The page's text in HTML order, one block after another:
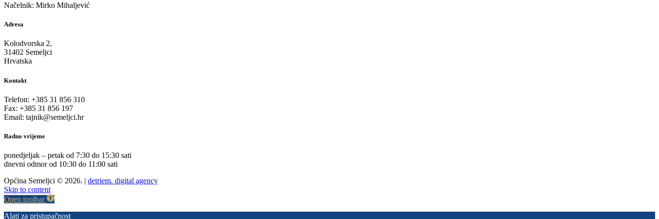
Načelnik: Mirko Mihaljević
Adresa
Kolodvorska 2,
31402 Semeljci
Hrvatska
Kontakt
Telefon: +385 31 856 310
Fax: +385 31 856 197
Email: tajnik@semeljci.hr
Radno vrijeme
ponedjeljak – petak od 7:30 do 15:30 sati
dnevni odmor od 10:30 do 11:00 sati
Općina Semeljci © 2026. | detriem. digital agency
Skip to content
Open toolbar
Alati za pristupačnost